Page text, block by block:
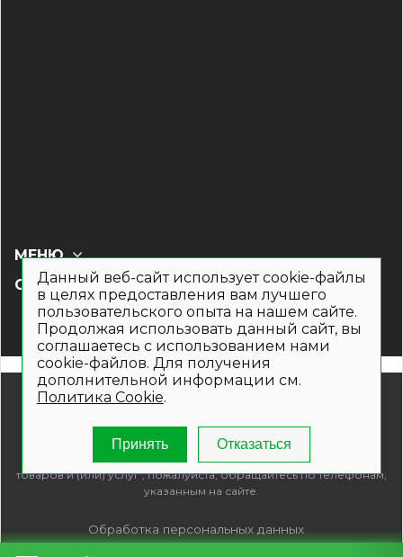
СОЦ СЕТИ
МЕНЮ
© 2019- 2026. Общество с ограниченной ответственностью
Информация на сайте носит рекламно-информационный
характер и не является публичной офертой. Для получения
подробной информации о наличии и стоимости указанных
товаров и (или) услуг , пожалуйста, обращайтесь по телефонам,
указанным на сайте.
Обработка персональных данных
Данный веб-сайт использует cookie-файлы
в целях предоставления вам лучшего
пользовательского опыта на нашем сайте.
Продолжая использовать данный сайт, вы
соглашаетесь с использованием нами
cookie-файлов. Для получения
дополнительной информации см.
Политика Cookie.
Принять Отказаться